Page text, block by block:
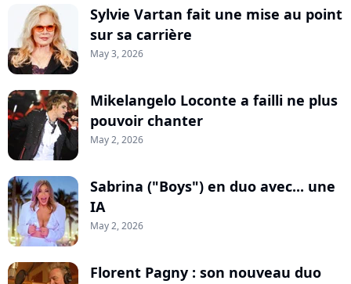
Sylvie Vartan fait une mise au point
sur sa carrière
May 3, 2026
Mikelangelo Loconte a failli ne plus
pouvoir chanter
May 2, 2026
Sabrina ("Boys") en duo avec... une
IA
May 2, 2026
Florent Pagny : son nouveau duo